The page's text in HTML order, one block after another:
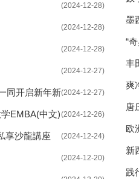
(2024-12-28)
(2024-12-28)
(2024-12-28)
(2024-12-27)
(2024-12-27)
同开启新年新
(2024-12-26)
EMBA(中文)
(2024-12-24)
享沙龍講座
(2024-12-20)
墨
“
丰
瑞
爽
唐
欧
新
国
践